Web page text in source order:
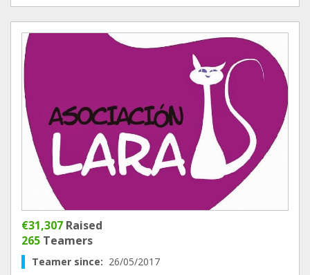
€31,307 Raised
265 Teamers
Teamer since: 26/05/2017